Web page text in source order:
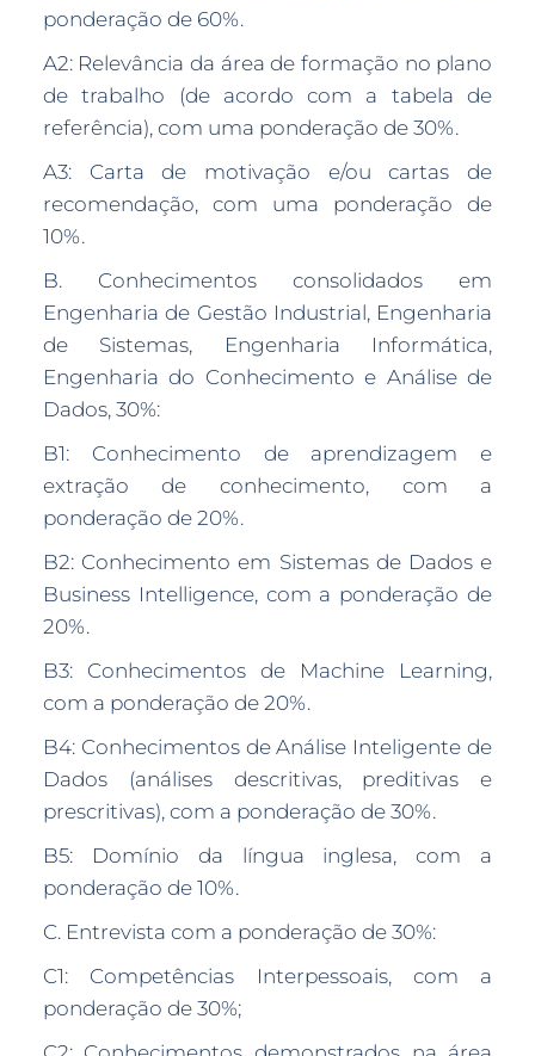
ponderação de 60%.
A2: Relevância da área de formação no plano
de trabalho (de acordo com a tabela de
referência), com uma ponderação de 30%.
A3: Carta de motivação e/ou cartas de
recomendação, com uma ponderação de
10%.
B. Conhecimentos consolidados em
Engenharia de Gestão Industrial, Engenharia
de Sistemas, Engenharia Informática,
Engenharia do Conhecimento e Análise de
Dados, 30%:
B1: Conhecimento de aprendizagem e
extração de conhecimento, com a
ponderação de 20%.
B2: Conhecimento em Sistemas de Dados e
Business Intelligence, com a ponderação de
20%.
B3: Conhecimentos de Machine Learning,
com a ponderação de 20%.
B4: Conhecimentos de Análise Inteligente de
Dados (análises descritivas, preditivas e
prescritivas), com a ponderação de 30%.
B5: Domínio da língua inglesa, com a
ponderação de 10%.
C. Entrevista com a ponderação de 30%:
C1: Competências Interpessoais, com a
ponderação de 30%;